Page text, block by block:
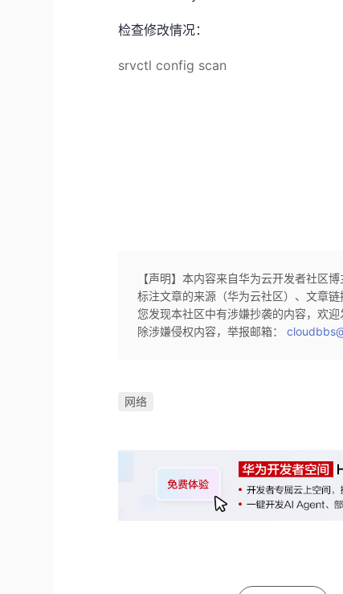
检查修改情况：
srvctl config scan
【声明】本内容来自华为云开发者社区
标注文章的来源（华为云社区）、文章
您发现本社区中有涉嫌抄袭的内容，欢
除涉嫌侵权内容，举报邮箱：
网络